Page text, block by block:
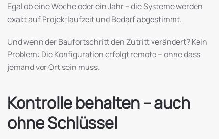
Egal ob eine Woche oder ein Jahr – die Systeme werden
exakt auf Projektlaufzeit und Bedarf abgestimmt.
Und wenn der Baufortschritt den Zutritt verändert? Kein
Problem: Die Konfiguration erfolgt remote – ohne dass
jemand vor Ort sein muss.
Kontrolle behalten – auch
ohne Schlüssel